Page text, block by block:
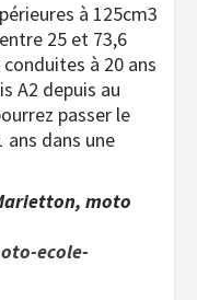
à 125cm3
25 et 73,6
à 20 ans
A2 depuis au
passer le
ans dans une
moto
ecole-